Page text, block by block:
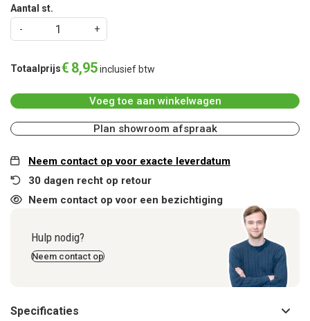
Aantal st.
Totaalprijs€ 8,95inclusief btw
Voeg toe aan winkelwagen
Plan showroom afspraak
Neem contact op voor exacte leverdatum
30 dagen recht op retour
Neem contact op voor een bezichtiging
Hulp nodig?
Neem contact op
Specificaties